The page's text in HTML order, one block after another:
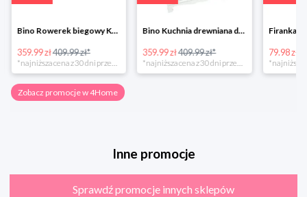
Bino Rowerek biegowy Krecik
359.99 zł409.99 zł*
*najniższa cena z 30 dni przed obniżką
Bino Kuchnia drewniana dla dzieci Provence
359.99 zł409.99 zł* 79.98 zł
Zobacz promocje w 4Home
Inne promocje
Sprawdź promocje innych sklepów